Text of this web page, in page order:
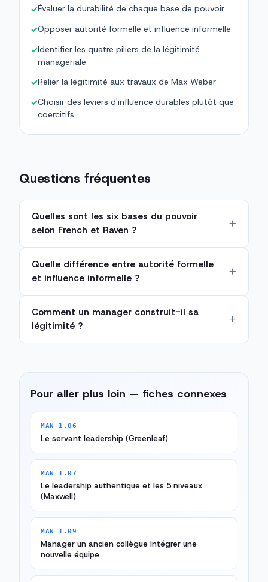
✓Évaluer la durabilité de chaque base de pouvoir
✓Opposer autorité formelle et influence informelle
✓Identifier les quatre piliers de la légitimité
managériale
✓Relier la légitimité aux travaux de Max Weber
✓Choisir des leviers d'influence durables plutôt que
coercitifs
Questions fréquentes
Quelles sont les six bases du pouvoir
selon French et Raven ?
Quelle différence entre autorité formelle
et influence informelle ?
Comment un manager construit-il sa
légitimité ?
Pour aller plus loin — fiches connexes
MAN 1.06
Le servant leadership (Greenleaf)
MAN 1.07
Le leadership authentique et les 5 niveaux
(Maxwell)
MAN 1.09
Manager un ancien collègue Intégrer une
nouvelle équipe